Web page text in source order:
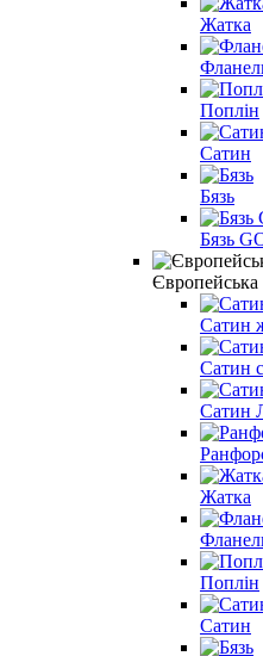
Жатка
Поплін
Сатин
Бязь
Бязь
Європейська
Сатин
Сатин
Сатин
Жатка
Поплін
Сатин